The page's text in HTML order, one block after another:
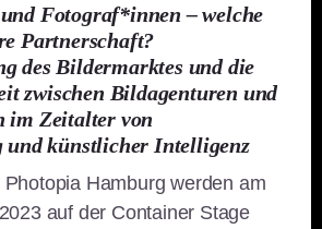
Fotograf*innen – welche
Partnerschaft?
des Bildermarktes und die
zwischen Bildagenturen und
im Zeitalter von
künstlicher Intelligenz
Hamburg werden am
auf der Container Stage